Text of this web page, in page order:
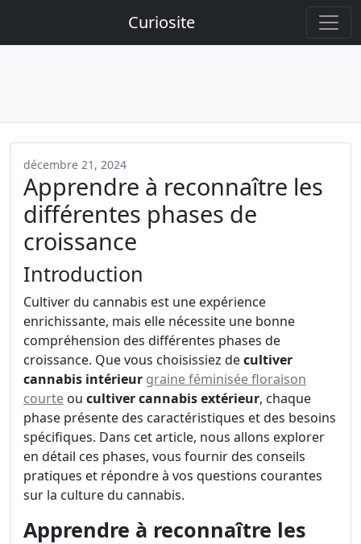
Curiosite
décembre 21, 2024
Apprendre à reconnaître les
différentes phases de
croissance
Introduction
Cultiver du cannabis est une expérience
enrichissante, mais elle nécessite une bonne
compréhension des différentes phases de
croissance. Que vous choisissiez decultiver
cannabis intérieur graine féminisée floraison
courte ou cultiver cannabis extérieur, chaque
phase présente des caractéristiques et des besoins
spécifiques. Dans cet article, nous allons explorer
en détail ces phases, vous fournir des conseils
pratiques et répondre à vos questions courantes
sur la culture du cannabis.
Apprendre à reconnaître les